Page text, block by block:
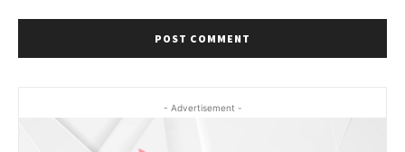
- Advertisement -